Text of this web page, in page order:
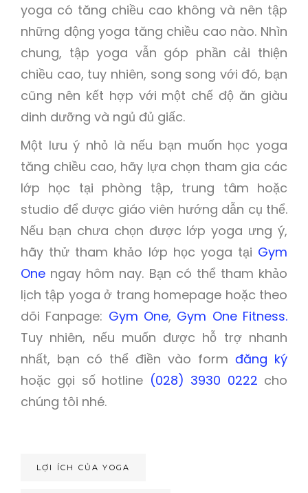
yoga có tăng chiều cao không và nên tập
những động yoga tăng chiều cao nào. Nhìn
chung, tập yoga vẫn góp phần cải thiện
chiều cao, tuy nhiên, song song với đó, bạn
cũng nên kết hợp với một chế độ ăn giàu
dinh dưỡng và ngủ đủ giấc.
Một lưu ý nhỏ là nếu bạn muốn học yoga
tăng chiều cao, hãy lựa chọn tham gia các
lớp học tại phòng tập, trung tâm hoặc
studio để được giáo viên hướng dẫn cụ thể.
Nếu bạn chưa chọn được lớp yoga ưng ý,
hãy thử tham khảo lớp học yoga tại Gym
One ngay hôm nay. Bạn có thể tham khảo
lịch tập yoga ở trang homepage hoặc theo
dõi Fanpage: Gym One, Gym One Fitness.
Tuy nhiên, nếu muốn được hỗ trợ nhanh
nhất, bạn có thể điền vào form đăng ký
hoặc gọi số hotline (028) 3930 0222 cho
chúng tôi nhé.
LỢI ÍCH CỦA YOGA